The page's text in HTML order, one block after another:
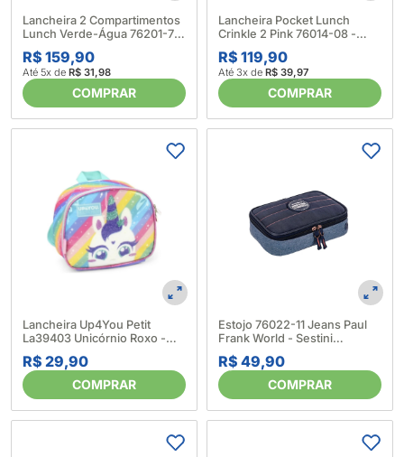
Lancheira 2 Compartimentos
Lunch Verde-Água 76201-74
- Sestini 6759310001
R$ 159,90
Até 5x de R$ 31,98
COMPRAR
Lancheira Pocket Lunch
Crinkle 2 Pink 76014-08 -
Sestini 6546890001
R$ 119,90
Até 3x de R$ 39,97
COMPRAR
Lancheira Up4You Petit
La39403 Unicórnio Roxo -
Luxcel 6528120001
R$ 29,90
COMPRAR
Estojo 76022-11 Jeans Paul
Frank World - Sestini
6546980001
R$ 49,90
COMPRAR